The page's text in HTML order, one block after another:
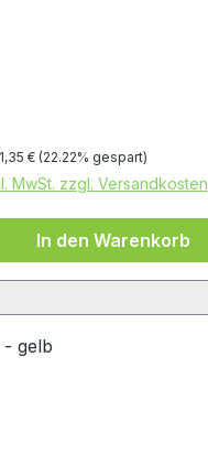
Regulärer Preis:
1,35 € (22.22% gespart)
MwSt. zzgl. Versandkosten
In den Warenkorb